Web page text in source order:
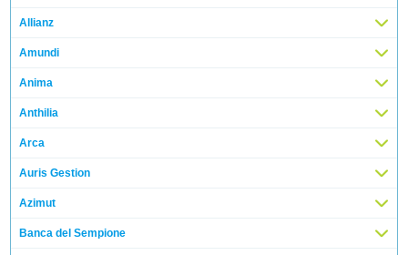
Allianz
Amundi
Anima
Anthilia
Arca
Auris Gestion
Azimut
Banca del Sempione